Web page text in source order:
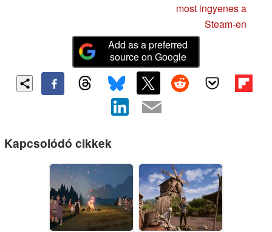
most ingyenes a
Steam-en
Add as a preferred
source on Google
Kapcsolódó cikkek